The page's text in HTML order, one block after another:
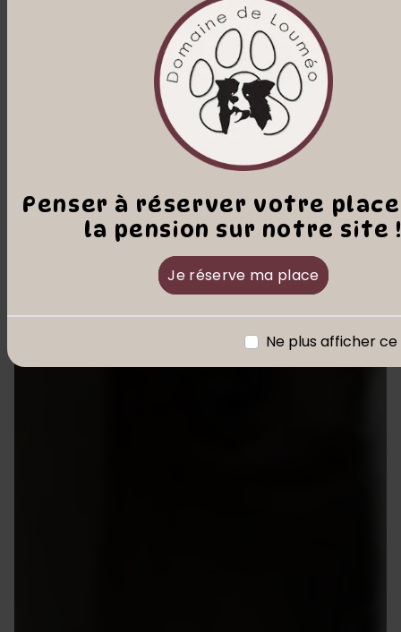
Penser à réserver votre
la pension sur notre site
Je réserve ma place
Ne plus afficher